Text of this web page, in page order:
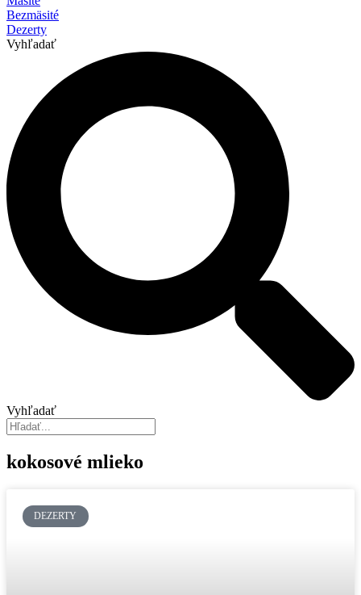
Bezmäsité
Dezerty
Vyhľadať
Vyhľadať
kokosové mlieko
DEZERTY